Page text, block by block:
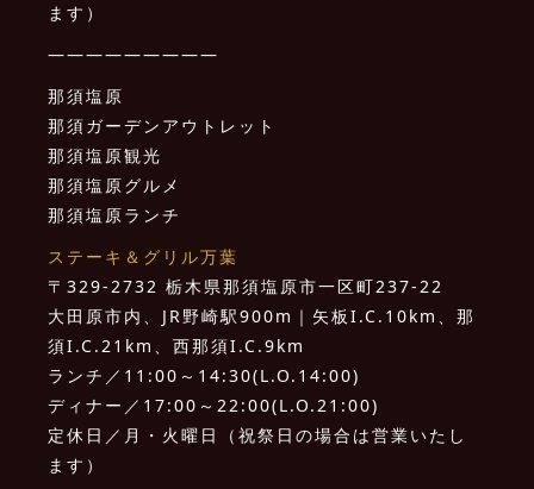
ます）
—————————
那須塩原
那須ガーデンアウトレット
那須塩原観光
那須塩原グルメ
那須塩原ランチ
ステーキ＆グリル万葉
〒329-2732 栃木県那須塩原市一区町237-22
大田原市内、JR野崎駅900m｜矢板I.C.10km、那
須I.C.21km、西那須I.C.9km
ランチ／11:00～14:30(L.O.14:00)
ディナー／17:00～22:00(L.O.21:00)
定休日／月・火曜日（祝祭日の場合は営業いたし
ます）